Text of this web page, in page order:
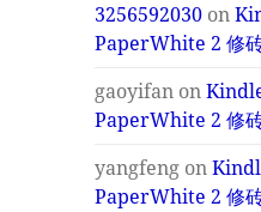
3256592030 on
PaperWhite 2 修
gaoyifan on
PaperWhite 2 修
yangfeng on
PaperWhite 2 修